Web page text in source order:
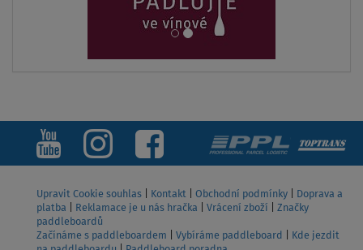
Upravit Cookie souhlas Kontakt Obchodní podmínky
Doprava a
platba
Reklamace je u nás hračka Vrácení zboží
Značky
paddleboardů
Začínáme s paddleboardem
Vybíráme paddleboard
Kde jezdit